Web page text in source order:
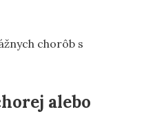
chorôb s
alebo